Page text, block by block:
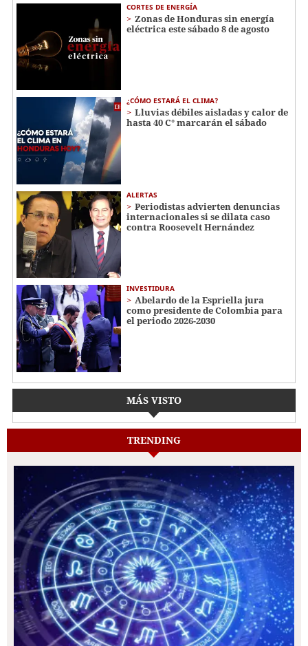
CORTES DE ENERGÍA
Zonas de Honduras sin energía
eléctrica este sábado 8 de agosto
¿CÓMO ESTARÁ EL CLIMA?
Lluvias débiles aisladas y calor de
hasta 40 C° marcarán el sábado
ALERTAS
Periodistas advierten denuncias
internacionales si se dilata caso
contra Roosevelt Hernández
INVESTIDURA
Abelardo de la Espriella jura
como presidente de Colombia para
el periodo 2026-2030
MÁS VISTO
TRENDING